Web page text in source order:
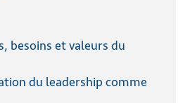
besoins et valeurs du
du leadership comme